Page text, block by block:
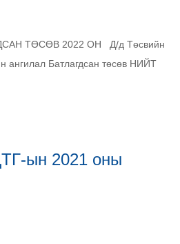
ТӨСӨВ 2022 ОН Д/д Төсвийн
ангилал Батлагдсан төсөв НИЙТ
ын 2021 оны